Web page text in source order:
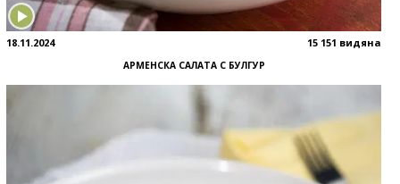
18.11.2024 15 151 видяна
АРМЕНСКА САЛАТА С БУЛГУР